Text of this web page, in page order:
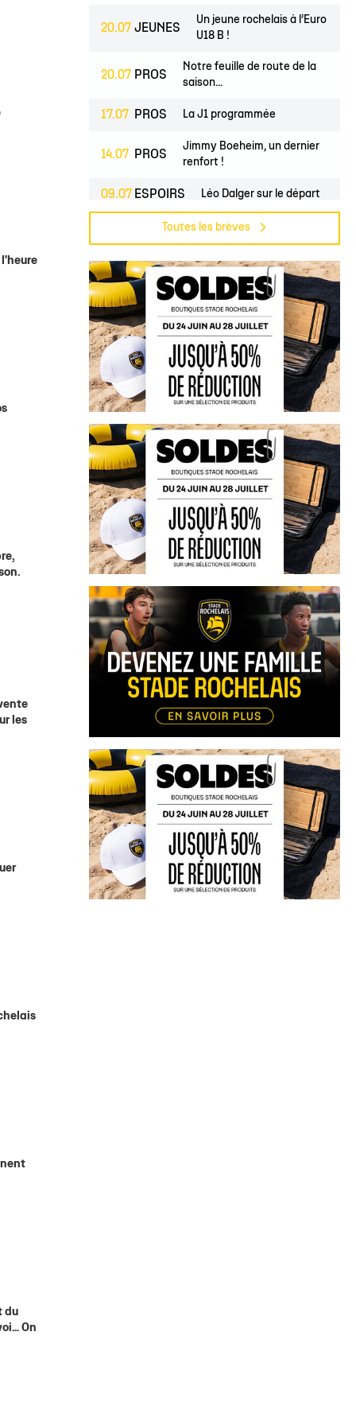
filles
Rejoindre l'EDB
les
du
On
20.07 JEUNES
Un jeune rochelais à l’Euro
U18 B !
20.07 PROS
Notre feuille de route de la
saison...
17.07 PROS La J1 programmée
14.07 PROS
Jimmy Boeheim, un dernier
renfort !
09.07 ESPOIRS Léo Dalger sur le départ
Cherif Haidara avec le Mali !
02.07 PROS
Jase Townsend rejoint les
rangs...
02.07 CLUB
Le Club une nouvelle fois
labellisé...
Toutes les brèves